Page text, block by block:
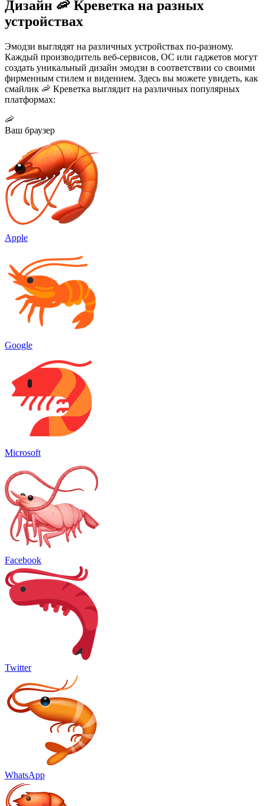
Дизайн 🦐 Креветка на разных
устройствах
Эмодзи выглядят на различных устройствах по-разному.
Каждый производитель веб-сервисов, ОС или гаджетов могут
создать уникальный дизайн эмодзи в соответствии со своими
фирменным стилем и видением. Здесь вы можете увидеть, как
смайлик 🦐 Креветка выглядит на различных популярных
платформах:
🦐
Ваш браузер
Apple
Google
Microsoft
Facebook
Twitter
WhatsApp